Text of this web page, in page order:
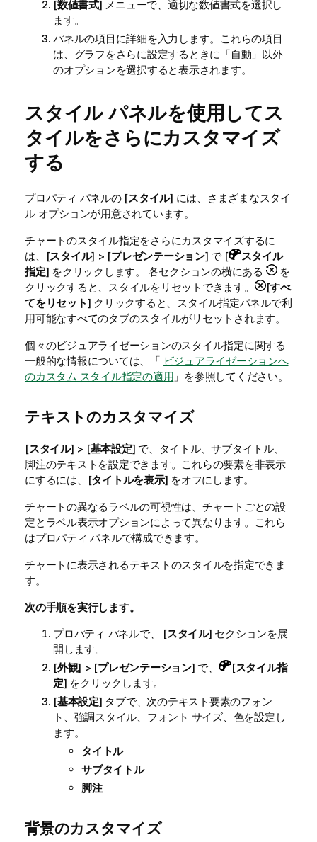
[数値書式] メニューで、適切な数値書式を選択し
ます。
パネルの項目に詳細を入力します。これらの項目
は、グラフをさらに設定するときに「自動」以外
のオプションを選択すると表示されます。
スタイル パネルを使用してス
タイルをさらにカスタマイズ
する
プロパティ パネルの [スタイル] には、さまざまなスタイ
ル オプションが用意されています。
チャートのスタイル指定をさらにカスタマイズするに
は、[スタイル] > [プレゼンテーション] で [
スタイル
指定] をクリックします。 各セクションの横にある
を
クリックすると、スタイルをリセットできます。
[すべ
てをリセット] クリックすると、スタイル指定パネルで利
用可能なすべてのタブのスタイルがリセットされます。
個々のビジュアライゼーションのスタイル指定に関する
一般的な情報については、「 ビジュアライゼーションへ
のカスタム スタイル指定の適用 」を参照してください。
テキストのカスタマイズ
[スタイル] > [基本設定] で、タイトル、サブタイトル、
脚注のテキストを設定できます。これらの要素を非表示
にするには、[タイトルを表示] をオフにします。
チャートの異なるラベルの可視性は、チャートごとの設
定とラベル表示オプションによって異なります。これら
はプロパティ パネルで構成できます。
チャートに表示されるテキストのスタイルを指定できま
す。
次の手順を実行します。
プロパティ パネルで、 [スタイル] セクションを展
開します。
[外観] > [プレゼンテーション] で、 [スタイル指
定] をクリックします。
[基本設定] タブで、次のテキスト要素のフォン
ト、強調スタイル、フォント サイズ、色を設定し
ます。
タイトル
サブタイトル
脚注
背景のカスタマイズ